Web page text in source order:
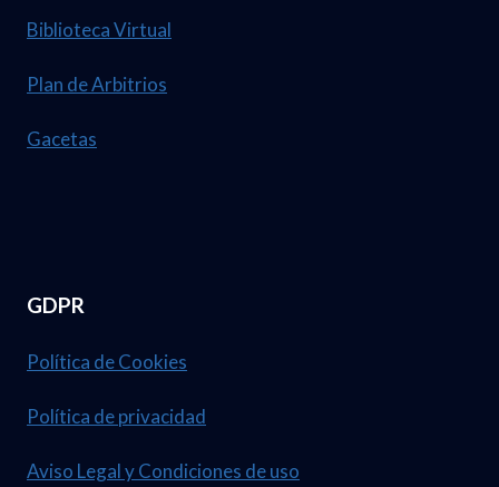
Biblioteca Virtual
Plan de Arbitrios
Gacetas
GDPR
Política de Cookies
Política de privacidad
Aviso Legal y Condiciones de uso